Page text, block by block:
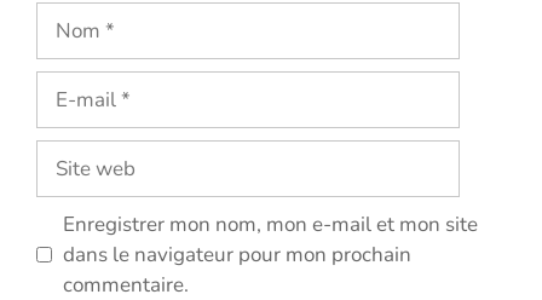
Nom
mail
Site
web
Enregistrer mon nom, mon e-mail et mon site
dans le navigateur pour mon prochain
commentaire.